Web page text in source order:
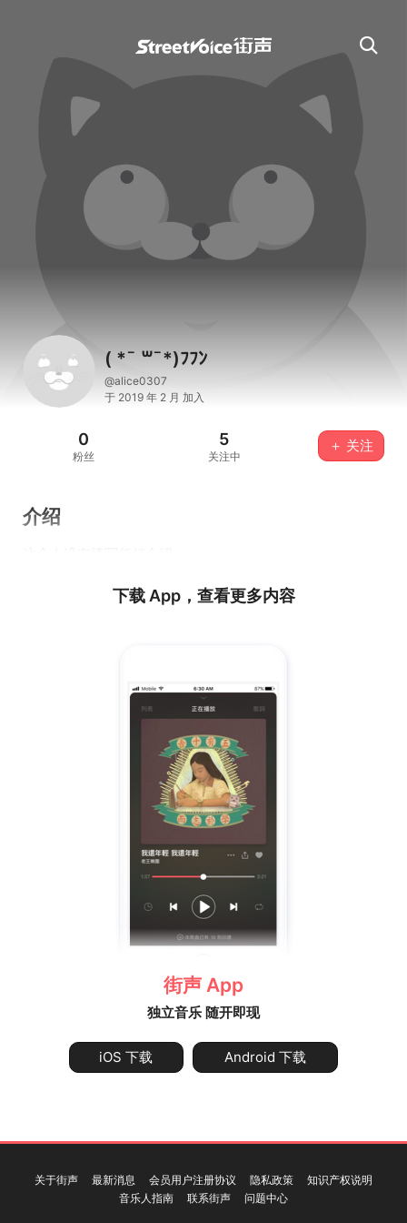
( *¯ ꒳¯*)ﾌﾌﾝ
@alice0307
于 2019 年 2 月 加入
0
粉丝
5
关注中
＋ 关注
介绍
下载 App，查看更多内容
街声 App
独立音乐 随开即现
iOS 下载 Android 下载
关于街声 最新消息 会员用户注册协议 隐私政策
知识产权说明
音乐人指南
联系街声 问题中心